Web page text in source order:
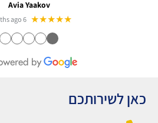
Avia Yaakov
★★★★★
6 months ago
●
●
●
●
●
כאן לשירותכם